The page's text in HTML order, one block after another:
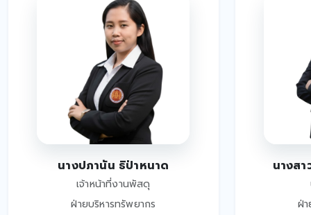
นางปภานัน ธิป่าหนาด
เจ้าหน้าที่งานพัสดุ
ฝ่ายบริหารทรัพยากร
นางส
ฝ่